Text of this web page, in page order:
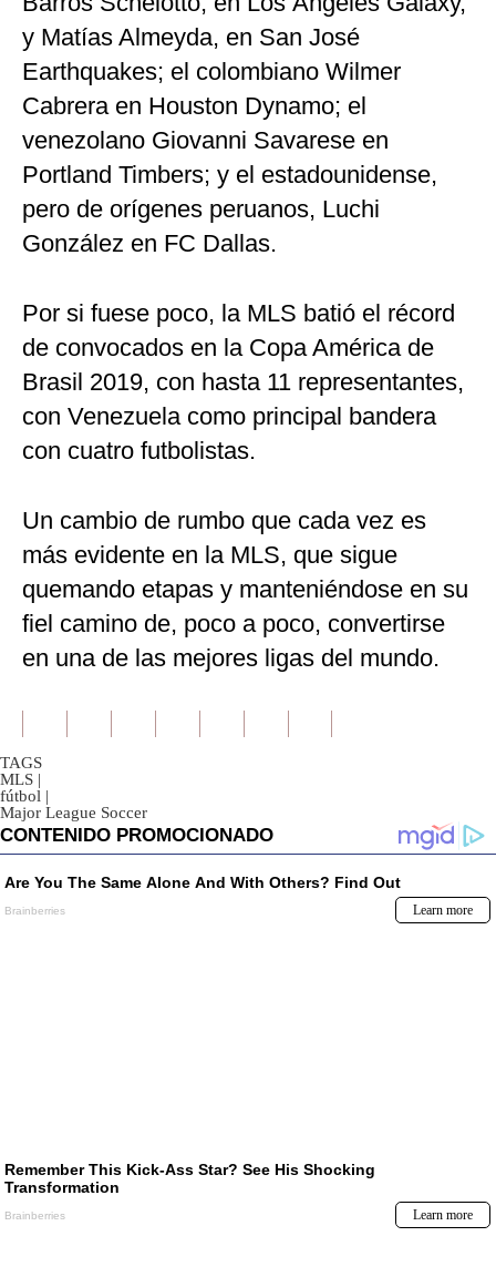
y Matías Almeyda, en San José
Earthquakes; el colombiano Wilmer
Cabrera en Houston Dynamo; el
venezolano Giovanni Savarese en
Portland Timbers; y el estadounidense,
pero de orígenes peruanos, Luchi
González en FC Dallas.
Por si fuese poco, la MLS batió el récord
de convocados en la Copa América de
Brasil 2019, con hasta 11 representantes,
con Venezuela como principal bandera
con cuatro futbolistas.
Un cambio de rumbo que cada vez es
más evidente en la MLS, que sigue
quemando etapas y manteniéndose en su
fiel camino de, poco a poco, convertirse
en una de las mejores ligas del mundo.
TAGS
MLS |
fútbol |
Major League Soccer